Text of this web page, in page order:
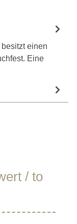
einen
Eine
/ to